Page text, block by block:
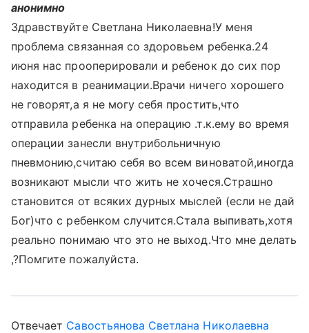
анонимно
Здравствуйте Светлана Николаевна!У меня
проблема связанная со здоровьем ребенка.24
июня нас прооперировали и ребенок до сих пор
находится в реанимации.Врачи ничего хорошего
не говорят,а я не могу себя простить,что
отправила ребенка на операцию .т.к.ему во время
операции занесли внутрибольничную
пневмонию,считаю себя во всем виноватой,иногда
возникают мысли что жить не хочеся.Страшно
становится от всяких дурных мыслей (если не дай
Бог)что с ребенком случится.Стала выпивать,хотя
реально понимаю что это не выход.Что мне делать
,?Помгите пожалуйста.
Отвечает Савостьянова Светлана Николаевна